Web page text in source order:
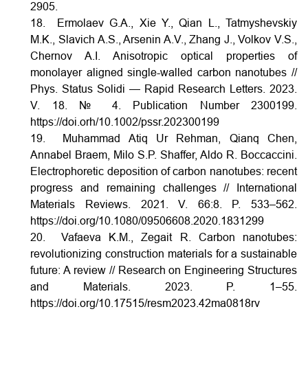
2905.
18. Ermolaev G.A., Xie Y., Qian L., Tatmyshevskiy
M.K., Slavich A.S., Arsenin A.V., Zhang J., Volkov V.S.,
Chernov A.I. Anisotropic optical properties of
monolayer aligned single-walled carbon nanotubes //
Phys. Status Solidi — Rapid Research Letters. 2023.
V. 18. № 4. Publication Number 2300199.
https://doi.orh/10.1002/pssr.202300199
19. Muhammad Atiq Ur Rehman, Qianq Chen,
Annabel Braem, Milo S.P. Shaffer, Aldo R. Boccaccini.
Electrophoretic deposition of carbon nanotubes: recent
progress and remaining challenges // International
Materials Reviews. 2021. V. 66:8. P. 533–562.
https://doi.org/10.1080/09506608.2020.1831299
20. Vafaeva K.M., Zegait R. Carbon nanotubes:
revolutionizing construction materials for a sustainable
future: A review // Research on Engineering Structures
and Materials. 2023. P. 1–55.
https://doi.org/10.17515/resm2023.42ma0818rv